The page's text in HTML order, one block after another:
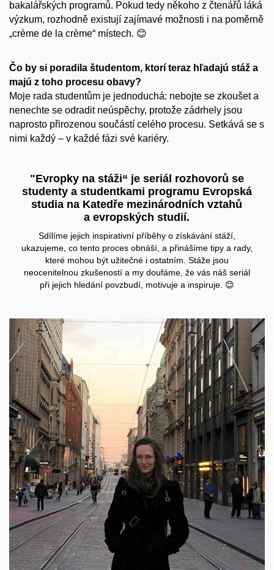
bakalářských programů. Pokud tedy někoho z čtenářů láká
výzkum, rozhodně existují zajímavé možnosti i na poměrně
„crème de la crème“ místech. 😊
Čo by si poradila študentom, ktorí teraz hľadajú stáž a
majú z toho procesu obavy?
Moje rada studentům je jednoduchá: nebojte se zkoušet a
nenechte se odradit neúspěchy, protože zádrhely jsou
naprosto přirozenou součástí celého procesu. Setkává se s
nimi každý – v každé fázi své kariéry.
"Evropky na stáži“ je seriál rozhovorů se
studenty a studentkami programu Evropská
studia na Katedře mezinárodních vztahů
a evropských studií.
Sdílíme jejich inspirativní příběhy o získávání stáží,
ukazujeme, co tento proces obnáší, a přinášíme tipy a rady,
které mohou být užitečné i ostatním. Stáže jsou
neocenitelnou zkušeností a my doufáme, že vás náš seriál
při jejich hledání povzbudí, motivuje a inspiruje. 😊